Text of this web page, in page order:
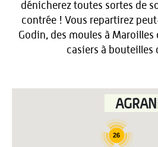
dénicherez toutes sortes de
contrée ! Vous repartirez
Godin, des moules à Maroilles
casiers à bouteilles
26